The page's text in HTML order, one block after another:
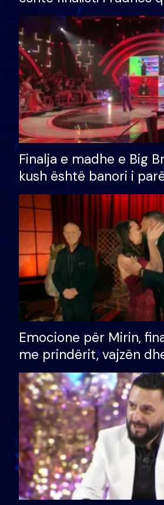
Finalja e madhe e Big
kush është banori i
shtëpinë dhe humb
të fituar çmimin e
Emocione për Mirin,
me prindërit, vajzën
bashkëshorten:
divorci apo jo?